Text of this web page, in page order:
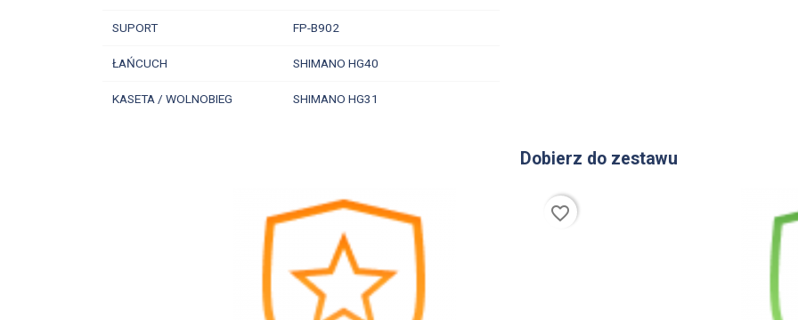
SUPORT FP-B902
ŁAŃCUCH SHIMANO HG40
KASETA / WOLNOBIEG SHIMANO HG31
Dobierz do zestawu
favorite_border